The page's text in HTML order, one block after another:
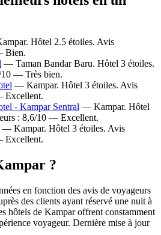
Hôtel 2.5 étoiles. Avis
Bien.
— Taman Bandar Baru. Hôtel 3 étoiles.
10 — Très bien.
— Kampar. Hôtel 3 étoiles. Avis
Excellent.
- Kampar Sentral — Kampar. Hôtel
: 8,6/10 — Excellent.
— Kampar. Hôtel 3 étoiles. Avis
Excellent.
?
en fonction des avis de voyageurs
des clients ayant réservé une nuit à
hôtels de Kampar offrent constamment
voyageur. Dernière mise à jour